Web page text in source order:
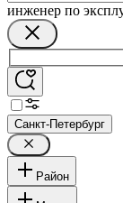
инженер по
Санкт-Петербург
Район